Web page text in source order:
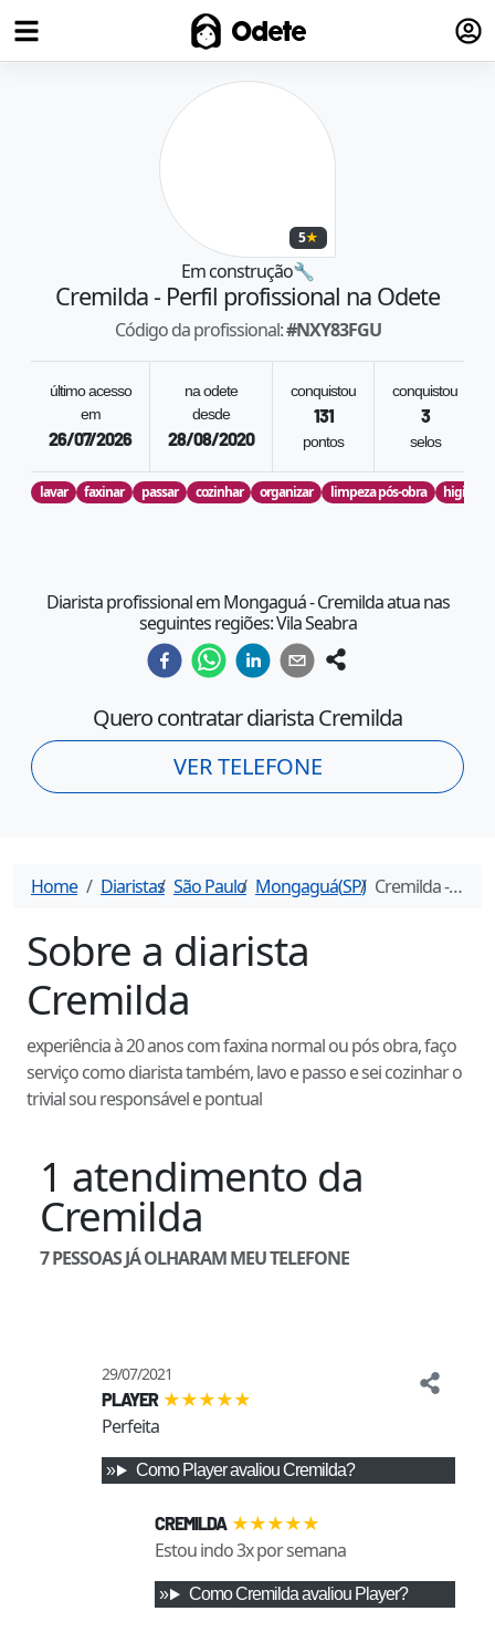
Odete
5★
Em construção🔧
Cremilda- Perfil profissional na Odete
Código da profissional:#NXY83FGU
último acesso
em
26/07/2026
na odete
desde
28/08/2020
conquistou
131
pontos
conquistou
3
selos
lavar faxinar passar cozinhar organizar limpeza pós-obra
Diarista profissional em Mongaguá - Cremilda atua nas
seguintes regiões: Vila Seabra
Quero contratar diaristaCremilda
VER TELEFONE
Home Diaristas São Paulo Mongaguá(SP) Cremilda- Diarista em
Sobre a diarista
Cremilda
experiência à 20 anos com faxina normal ou pós obra, faço
serviço como diarista também, lavo e passo e sei cozinhar o
trivial sou responsável e pontual
1 atendimento da
Cremilda
7PESSOAS JÁ OLHARAM MEU TELEFONE
29/07/2021
PLAYER ★★★★★
Perfeita
Como PlayeravaliouCremilda?
CREMILDA ★★★★★
Estou indo 3x por semana
ComoCremildaavaliou Player?